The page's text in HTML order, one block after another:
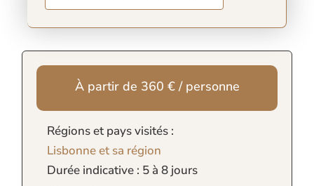
À partir de 360 € / personne
Régions et pays visités :
Lisbonne et sa région
Durée indicative : 5 à 8 jours